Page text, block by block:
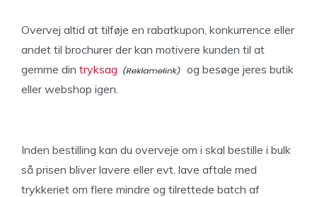
Overvej altid at tilføje en rabatkupon, konkurrence eller
andet til brochurer der kan motivere kunden til at
gemme din tryksag
og besøge jeres butik
eller webshop igen.
Inden bestilling kan du overveje om i skal bestille i bulk
så prisen bliver lavere eller evt. lave aftale med
trykkeriet om flere mindre og tilrettede batch af